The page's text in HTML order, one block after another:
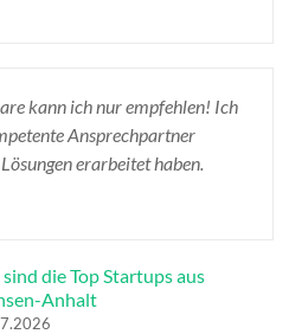
kann ich nur empfehlen! Ich
Ansprechpartner
erarbeitet haben.
sind die Top Startups aus
Anhalt